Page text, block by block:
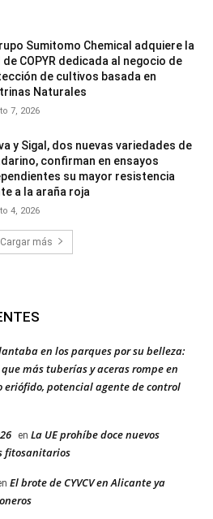
Sumitomo Chemical adquiere la
COPYR dedicada al negocio de
de cultivos basada en
Naturales
7, 2026
y Sigal, dos nuevas variedades de
confirman en ensayos
su mayor resistencia
a la araña roja
4, 2026
Cargar más
en los parques por su belleza:
más tuberías y aceras rompe en
eriófido, potencial agente de control
en La UE prohíbe doce nuevos
fitosanitarios
El brote de CYVCV en Alicante ya